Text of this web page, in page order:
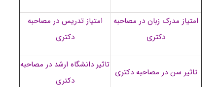
امتیاز مدرک زبان در مصاحبه
دکتری
امتیاز تدریس در مصاحبه
دکتری
تاثیر سن در مصاحبه دکتری
تاثیر دانشگاه ارشد در مصاحبه
دکتری